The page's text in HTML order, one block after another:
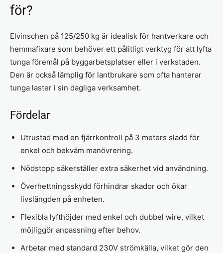
för?
Elvinschen på 125/250 kg är idealisk för hantverkare och
hemmafixare som behöver ett pålitligt verktyg för att lyfta
tunga föremål på byggarbetsplatser eller i verkstaden.
Den är också lämplig för lantbrukare som ofta hanterar
tunga laster i sin dagliga verksamhet.
Fördelar
Utrustad med en fjärrkontroll på 3 meters sladd för
enkel och bekväm manövrering.
Nödstopp säkerställer extra säkerhet vid användning.
Överhettningsskydd förhindrar skador och ökar
livslängden på enheten.
Flexibla lyfthöjder med enkel och dubbel wire, vilket
möjliggör anpassning efter behov.
Arbetar med standard 230V strömkälla, vilket gör den